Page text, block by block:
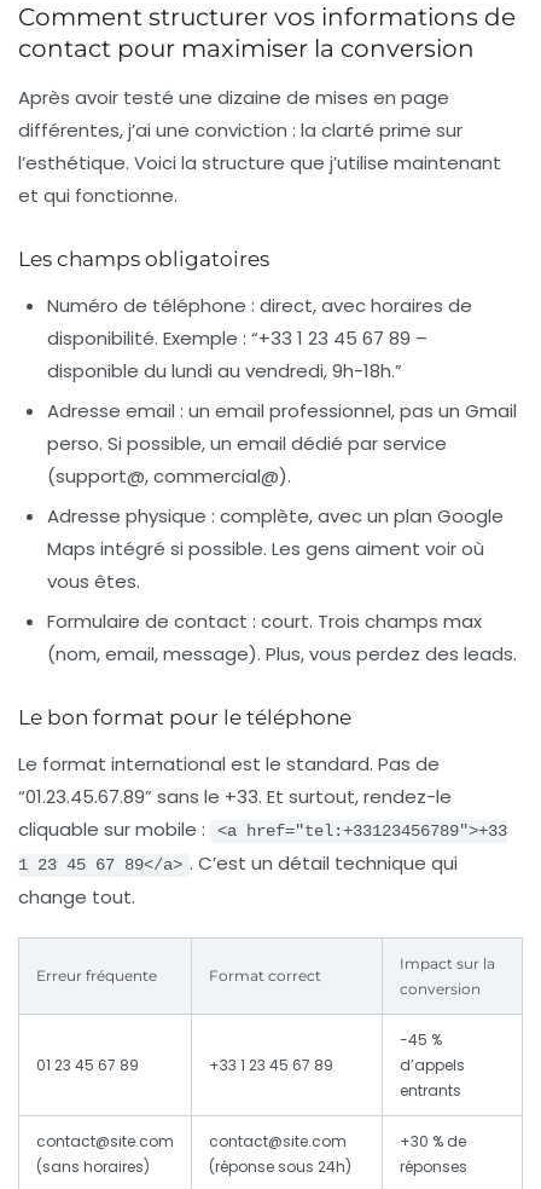
Comment structurer vos informations de
contact pour maximiser la conversion
Après avoir testé une dizaine de mises en page
différentes, j’ai une conviction : la clarté prime sur
l’esthétique. Voici la structure que j’utilise maintenant
et qui fonctionne.
Les champs obligatoires
Numéro de téléphone : direct, avec horaires de
disponibilité. Exemple : “+33 1 23 45 67 89 –
disponible du lundi au vendredi, 9h-18h.”
Adresse email : un email professionnel, pas un Gmail
perso. Si possible, un email dédié par service
(support@, commercial@).
Adresse physique : complète, avec un plan Google
Maps intégré si possible. Les gens aiment voir où
vous êtes.
Formulaire de contact : court. Trois champs max
(nom, email, message). Plus, vous perdez des leads.
Le bon format pour le téléphone
Le format international est le standard. Pas de
“01.23.45.67.89” sans le +33. Et surtout, rendez-le
cliquable sur mobile :
<a href="tel:+33123456789">+33
1 23 45 67 89</a> . C’est un détail technique qui
change tout.
Erreur fréquente Format correct
Impact sur la
conversion
01 23 45 67 89 +33 1 23 45 67 89
-45 %
d’appels
entrants
contact@site.com
(sans horaires)
contact@site.com
(réponse sous 24h)
+30 % de
réponses